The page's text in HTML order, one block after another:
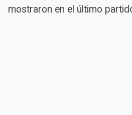
mostraron en el último